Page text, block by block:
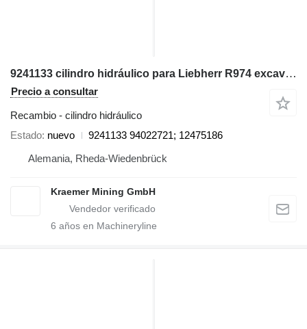
9241133 cilindro hidráulico para Liebherr R974 excavadora
Precio a consultar
Recambio - cilindro hidráulico
Estado nuevo
9241133 94022721; 12475186
Alemania, Rheda-Wiedenbrück
Kraemer Mining GmbH
6 años en Machineryline